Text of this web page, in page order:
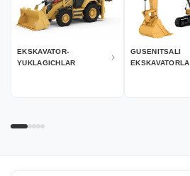
EKSKAVATOR-
YUKLAGICHLAR
GUSENITSALI